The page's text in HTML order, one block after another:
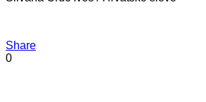
Share
0